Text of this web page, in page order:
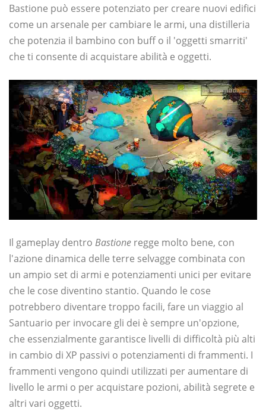
Bastione può essere potenziato per creare nuovi edifici
come un arsenale per cambiare le armi, una distilleria
che potenzia il bambino con buff o il 'oggetti smarriti'
che ti consente di acquistare abilità e oggetti.
Il gameplay dentro Bastione regge molto bene, con
l'azione dinamica delle terre selvagge combinata con
un ampio set di armi e potenziamenti unici per evitare
che le cose diventino stantio. Quando le cose
potrebbero diventare troppo facili, fare un viaggio al
Santuario per invocare gli dei è sempre un'opzione,
che essenzialmente garantisce livelli di difficoltà più alti
in cambio di XP passivi o potenziamenti di frammenti. I
frammenti vengono quindi utilizzati per aumentare di
livello le armi o per acquistare pozioni, abilità segrete e
altri vari oggetti.